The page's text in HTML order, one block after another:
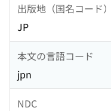
出版地（国名コード）
JP
本文の言語コード
jpn
NDC